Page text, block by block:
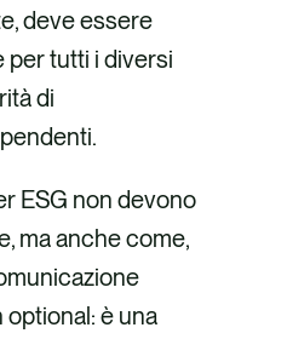
deve essere
tutti i diversi
di
ESG non devono
ma anche come,
è una